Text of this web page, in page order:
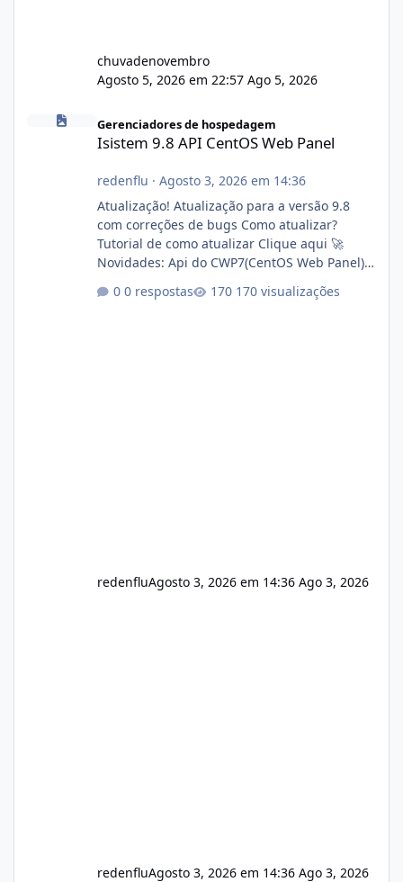
chuvadenovembro
Agosto 5, 2026 em 22:57 Ago 5, 2026
Isistem 9.8 API CentOS Web Panel
Gerenciadores de hospedagem
Isistem 9.8 API CentOS Web Panel
redenflu · Agosto 3, 2026 em 14:36
Atualização! Atualização para a versão 9.8
com correções de bugs Como atualizar?
Tutorial de como atualizar Clique aqui 🚀
Novidades: Api do CWP7(CentOS Web Panel)
autorizado a usasr o isistem:
0 respostas 170 visualizações
redenfluAgosto 3, 2026 em 14:36 Ago 3, 2026
redenfluAgosto 3, 2026 em 14:36 Ago 3, 2026